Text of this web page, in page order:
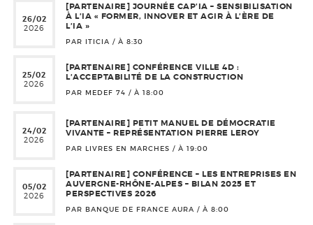
26/02
2026
[PARTENAIRE] JOURNÉE CAP’IA – SENSIBILISATION
À L’IA « FORMER, INNOVER ET AGIR À L’ÈRE DE
L’IA »
PAR ITICIA / À 8:30
25/02
2026
[PARTENAIRE] CONFÉRENCE VILLE 4D :
L’ACCEPTABILITÉ DE LA CONSTRUCTION
PAR MEDEF 74 / À 18:00
24/02
2026
[PARTENAIRE] PETIT MANUEL DE DÉMOCRATIE
VIVANTE – REPRÉSENTATION PIERRE LEROY
PAR LIVRES EN MARCHES / À 19:00
05/02
2026
[PARTENAIRE] CONFÉRENCE – LES ENTREPRISES EN
AUVERGNE-RHÔNE-ALPES – BILAN 2025 ET
PERSPECTIVES 2026
PAR BANQUE DE FRANCE AURA / À 8:00